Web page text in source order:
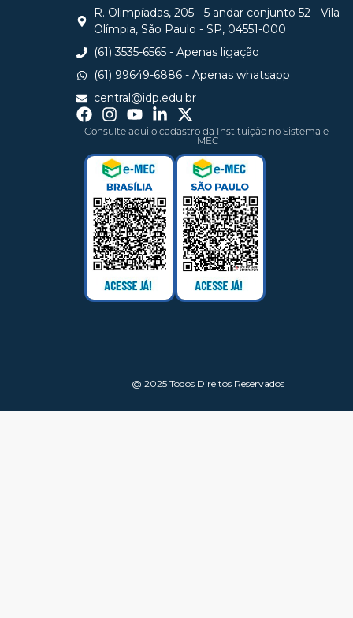
R. Olimpíadas, 205 - 5 andar conjunto 52 - Vila
Olímpia, São Paulo - SP, 04551-000
(61) 3535-6565 - Apenas ligação
(61) 99649-6886 - Apenas whatsapp
central@idp.edu.br
Consulte aqui o cadastro da Instituição no Sistema e-
MEC
@ 2025 Todos Direitos Reservados